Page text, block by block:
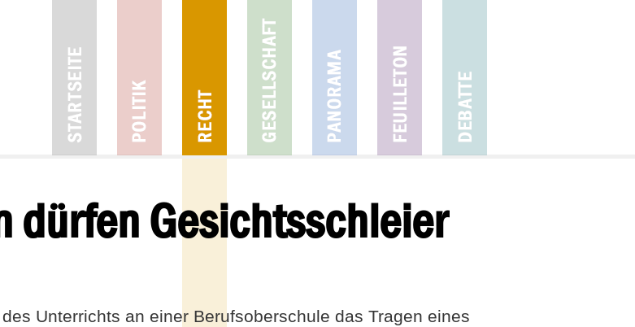
dürfen Gesichtsschleier
Unterrichts an einer Berufsoberschule das Tragen eines